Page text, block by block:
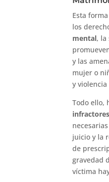
Esta
los
mental, la
y las
mujer o
y
Todo ello,
juicio y la
de
gravedad
víctima